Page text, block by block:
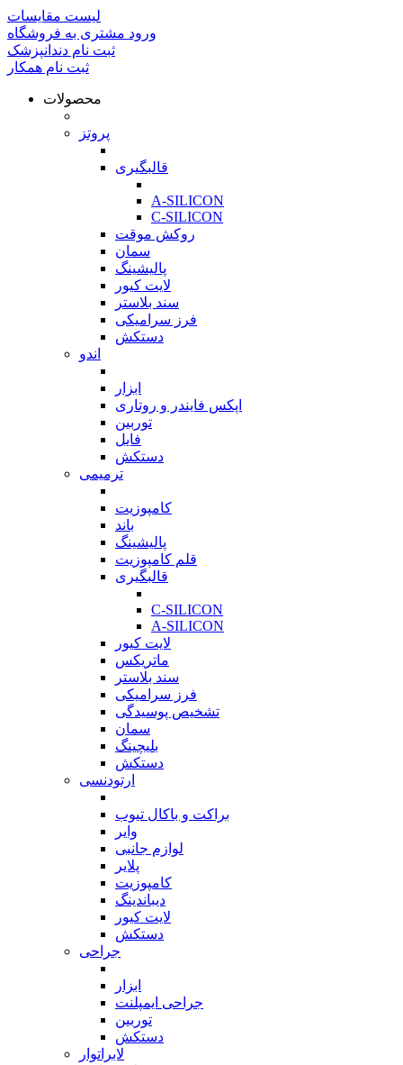
لیست مقایسات
ورود مشتری به فروشگاه
ثبت نام دندانپزشک
ثبت نام همکار
محصولات
پروتز
قالبگیری
A-SILICON
C-SILICON
روکش موقت
سمان
پالیشینگ
لایت کیور
سند بلاستر
فرز سرامیکی
دستکش
اندو
ابزار
اپکس فایندر و روتاری
توربین
فایل
دستکش
ترمیمی
کامپوزیت
باند
پالیشینگ
قلم کامپوزیت
قالبگیری
C-SILICON
A-SILICON
لایت کیور
ماتریکس
سند بلاستر
فرز سرامیکی
تشخیص پوسیدگی
سمان
بلیچینگ
دستکش
ارتودنسی
براکت و باکال تیوب
وایر
لوازم جانبی
پلایر
کامپوزیت
دیباندینگ
لایت کیور
دستکش
جراحی
ابزار
جراحی ایمپلنت
توربین
دستکش
لابراتوار